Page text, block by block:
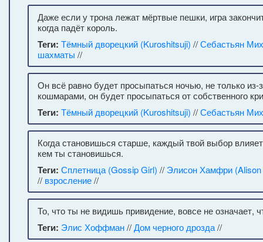
Даже если у трона лежат мёртвые пешки, игра
когда падёт король.
Теги: Тёмный дворецкий (Kuroshitsuji) //Себастьян
шахматы //
Он всё равно будет просыпаться ночью, не только
кошмарами, он будет просыпаться от собственного
Теги: Тёмный дворецкий (Kuroshitsuji) //Себастьян
Когда становишься старше, каждый твой выбор
кем ты становишься.
Теги: Сплетница (Gossip Girl) // Элисон Хамфри
// взросление//
То, что ты не видишь привидение, вовсе не означает,
Теги: Элис Хоффман//Дом черного дрозда//